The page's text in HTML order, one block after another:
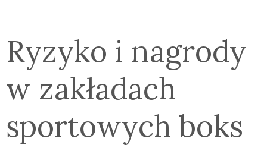
Ryzyko i nagrody
w zakładach
sportowych boks